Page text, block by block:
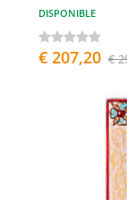
DISPONIBLE
€ 207,20 €